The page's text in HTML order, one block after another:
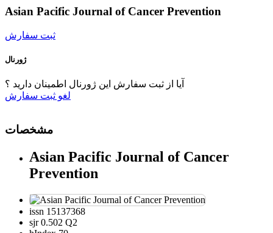
Asian Pacific Journal of Cancer Prevention
ثبت سفارش
ژورنال
آیا از ثبت سفارش این ژورنال اطمینان دارید ؟
لغو ثبت سفارش
مشخصات
Asian Pacific Journal of Cancer
Prevention
issn 15137368
sjr0.502 Q2